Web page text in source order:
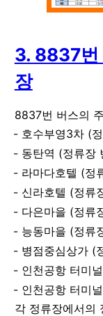
3. 8837번
장
8837번 버스의
호수부영3차 (
동탄역 (정류장
라마다호텔 (정
신라호텔 (정류
다은마을 (정류
능동마을 (정류
병점중심상가 (
인천공항 터미
인천공항 터미
각 정류장에서의